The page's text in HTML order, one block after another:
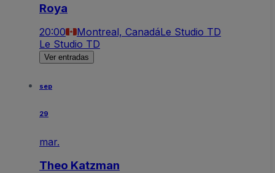
Roya
20:00 Montreal, CanadáLe Studio TD
Le Studio TD
Ver entradas
sep
29
mar.
Theo Katzman